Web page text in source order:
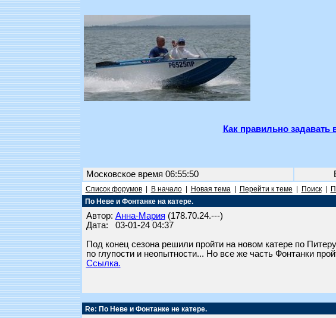
Как правильно
Московское время 06:55:50
Список форумов| В начало| Новая тема| Перейти к теме Поиск|
По Неве и Фонтанке на катере.
Автор: Анна-Мария (178.70.24.---)
Дата: 03-01-24 04:37
Под конец сезона решили пройти на новом катере по
по глупости и неопытности... Но все же часть Фонтанки
Ссылка.
Re: По Неве и Фонтанке не катере.